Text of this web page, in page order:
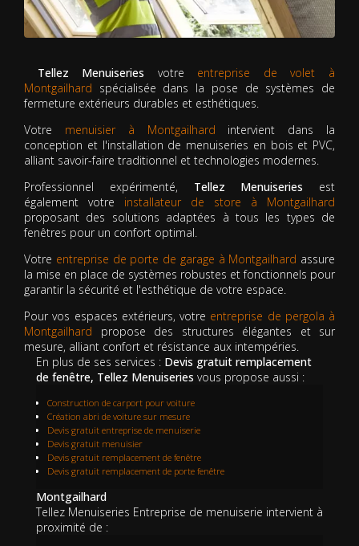
Tellez Menuiseries votre entreprise de volet à
Montgailhard spécialisée dans la pose de systèmes de
fermeture extérieurs durables et esthétiques.
Votre menuisier à Montgailhard intervient dans la
conception et l'installation de menuiseries en bois et PVC,
alliant savoir-faire traditionnel et technologies modernes.
Professionnel expérimenté, Tellez Menuiseries est
également votre installateur de store à Montgailhard
proposant des solutions adaptées à tous les types de
fenêtres pour un confort optimal.
Votre entreprise de porte de garage à Montgailhard assure
la mise en place de systèmes robustes et fonctionnels pour
garantir la sécurité et l'esthétique de votre espace.
Pour vos espaces extérieurs, votre entreprise de pergola à
Montgailhard propose des structures élégantes et sur
mesure, alliant confort et résistance aux intempéries.
En plus de ses services : Devis gratuit remplacement
de fenêtre, Tellez Menuiseries vous propose aussi :
Construction de carport pour voiture
Création abri de voiture sur mesure
Devis gratuit entreprise de menuiserie
Devis gratuit menuisier
Devis gratuit remplacement de fenêtre
Devis gratuit remplacement de porte fenêtre
Montgailhard
Tellez Menuiseries Entreprise de menuiserie intervient à
proximité de :